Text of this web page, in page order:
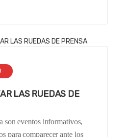
LAS RUEDAS DE
son eventos informativos,
para comparecer ante los